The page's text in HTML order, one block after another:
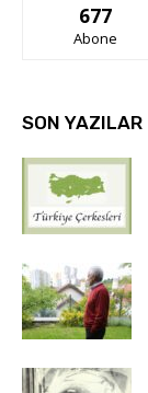
677
Abone
SON YAZILAR